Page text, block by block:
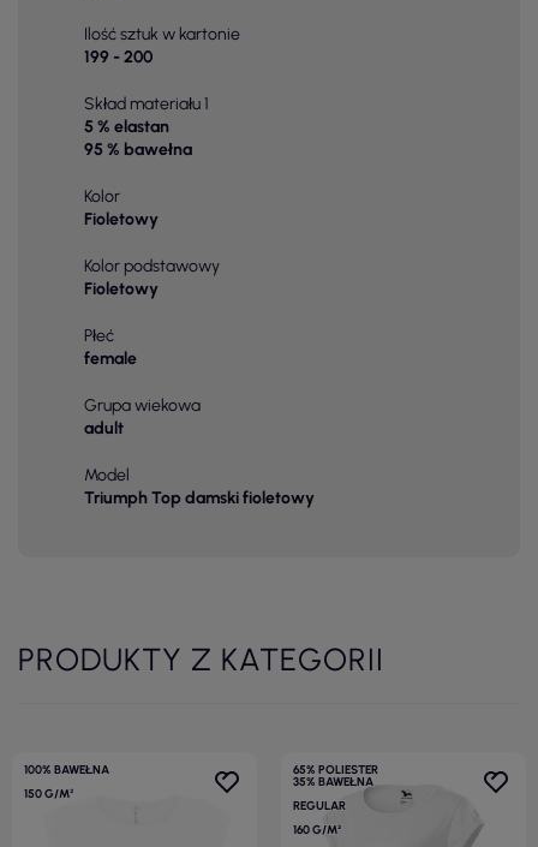
Ilość sztuk w kartonie
199 - 200
Skład materiału 1
5 % elastan
95 % bawełna
Kolor
Fioletowy
Kolor podstawowy
Fioletowy
Płeć
female
Grupa wiekowa
adult
Model
Triumph Top damski fioletowy
PRODUKTY Z KATEGORII
100% BAWEŁNA
150 G/M²
65% POLIESTER
35% BAWEŁNA
REGULAR
160 G/M²